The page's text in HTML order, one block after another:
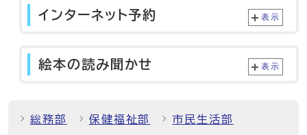
インターネット予約 表示
絵本の読み聞かせ 表示
総務部 保健福祉部 市民生活部